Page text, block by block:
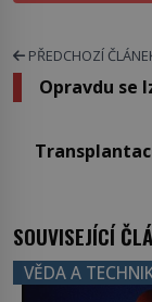
PŘEDCHOZÍ
Opravdu se
SOUVISEJÍCÍ
VĚDA A